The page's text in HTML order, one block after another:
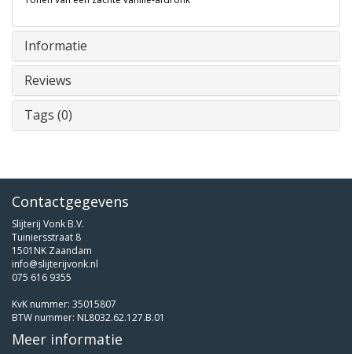
Informatie
Reviews
Tags (0)
Contactgegevens
Slijterij Vonk B.V.
Tuiniersstraat 8
1501NK Zaandam
info@slijterijvonk.nl
075 616 9355
KvK nummer: 35015807
BTW nummer: NL8032.62.127.B.01
Meer informatie